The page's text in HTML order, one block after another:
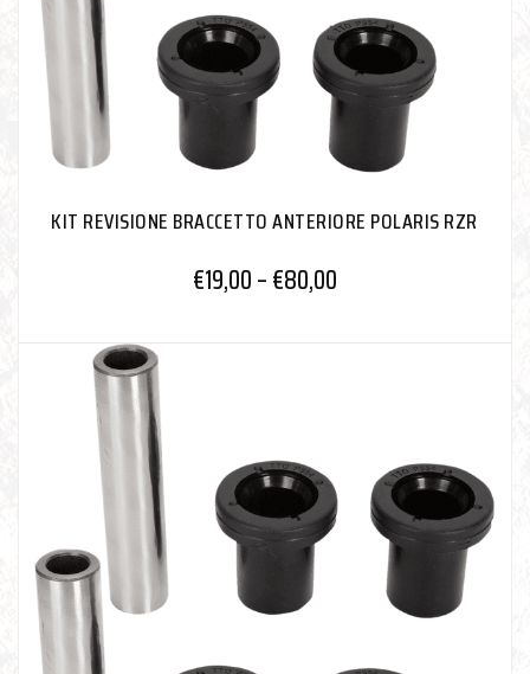
KIT REVISIONE BRACCETTO ANTERIORE POLARIS RZR
€19,00–€80,00